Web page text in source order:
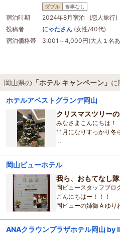
至って普通のビジネスホテル
（今回はじゃらんのキャンペーンで1000
ダブル 食事なし
宿泊時期
2024年8月宿泊 (恋人旅行)
投稿者
にゃたさん (女性/40代)
宿泊価格帯
3,001～4,000円(大人１名
岡山県の 「ホテル キャンペーン」 に
ホテルアベストグランデ岡山
クリスマスツリー
みなさまこんにちは！
11月になりすっかり冬
綺麗に飾り付けられた
岡山ビューホテル
我ら、おもてなし隊
岡ビュースタッフブロ
こんにちはー！！！
岡ビューの姉御☆ゆり
7月の下旬には連休も
ANAクラウンプラザホテル岡山 by